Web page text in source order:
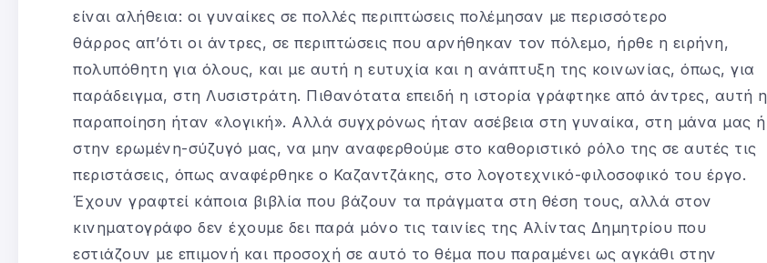
είναι αλήθεια: οι γυναίκες σε πολλές περιπτώσεις πολέμησαν με περισσότερο
θάρρος απ’ότι οι άντρες, σε περιπτώσεις που αρνήθηκαν τον πόλεμο, ήρθε η ειρήνη,
πολυπόθητη για όλους, και με αυτή η ευτυχία και η ανάπτυξη της κοινωνίας, όπως, για
παράδειγμα, στη Λυσιστράτη. Πιθανότατα επειδή η ιστορία γράφτηκε από άντρες, αυτή η
παραποίηση ήταν «λογική». Αλλά συγχρόνως ήταν ασέβεια στη γυναίκα, στη μάνα μας ή
στην ερωμένη-σύζυγό μας, να μην αναφερθούμε στο καθοριστικό ρόλο της σε αυτές τις
περιστάσεις, όπως αναφέρθηκε ο Καζαντζάκης, στο λογοτεχνικό-φιλοσοφικό του έργο.
Έχουν γραφτεί κάποια βιβλία που βάζουν τα πράγματα στη θέση τους, αλλά στον
κινηματογράφο δεν έχουμε δει παρά μόνο τις ταινίες της Αλίντας Δημητρίου που
εστιάζουν με επιμονή και προσοχή σε αυτό το θέμα που παραμένει ως αγκάθι στην